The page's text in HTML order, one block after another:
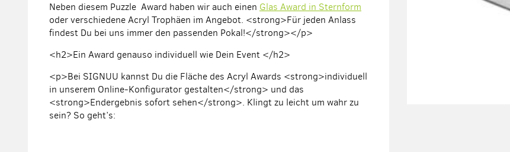
Neben diesem Puzzle Award haben wir auch einen Glas Award in Sternform
oder verschiedene Acryl Trophäen im Angebot. <strong>Für jeden Anlass
findest Du bei uns immer den passenden Pokal!</strong></p>
<h2>Ein Award genauso individuell wie Dein Event </h2>
<p>Bei SIGNUU kannst Du die Fläche des Acryl Awards <strong>individuell
in unserem Online-Konfigurator gestalten</strong> und das
<strong>Endergebnis sofort sehen</strong>. Klingt zu leicht um wahr zu
sein? So geht’s: